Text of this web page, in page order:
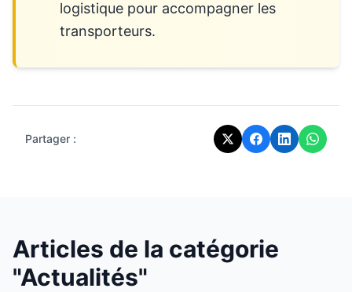
logistique pour accompagner les
transporteurs.
Partager :
Articles de la catégorie
"Actualités"